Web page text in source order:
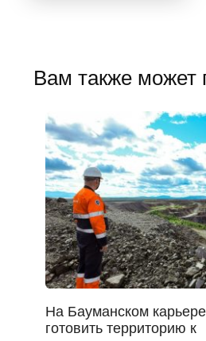
Вам также может
На Бауманском
готовить территорию к